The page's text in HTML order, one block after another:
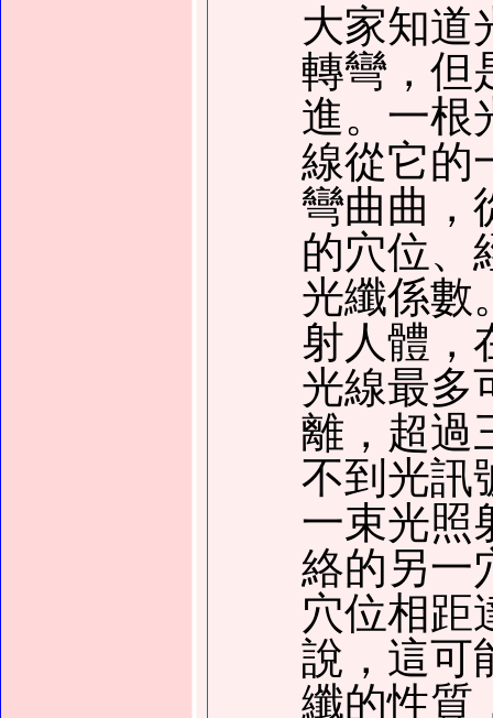
大家知道
轉彎，但
進。一根
線從它的
彎曲曲，
的穴位、
光纖係數
射人體，
光線最多
離，超過
不到光訊
一束光照
絡的另一
穴位相距
說，這可
纖的性質